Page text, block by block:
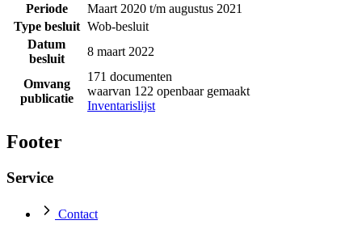
Periode
Maart 2020 t/m augustus 2021
Type besluit Wob-besluit
Datum
besluit
8 maart 2022
Omvang
publicatie
171 documenten
waarvan 122 openbaar gemaakt
Inventarislijst
Footer
Service
Contact